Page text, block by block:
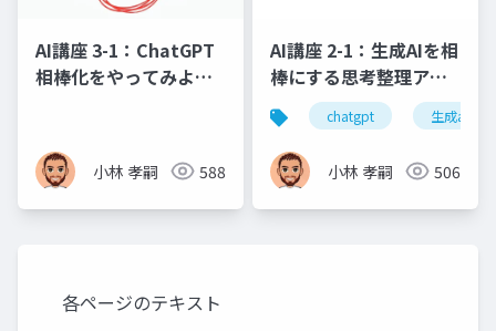
AI講座 3-1：ChatGPT
相棒化をやってみよ
小林 孝嗣 588
AI講座 2-1：生成AIを相
棒にする思考整理アプ
ローチchatgpt 生成ai
小林 孝嗣 506
各ページのテキスト